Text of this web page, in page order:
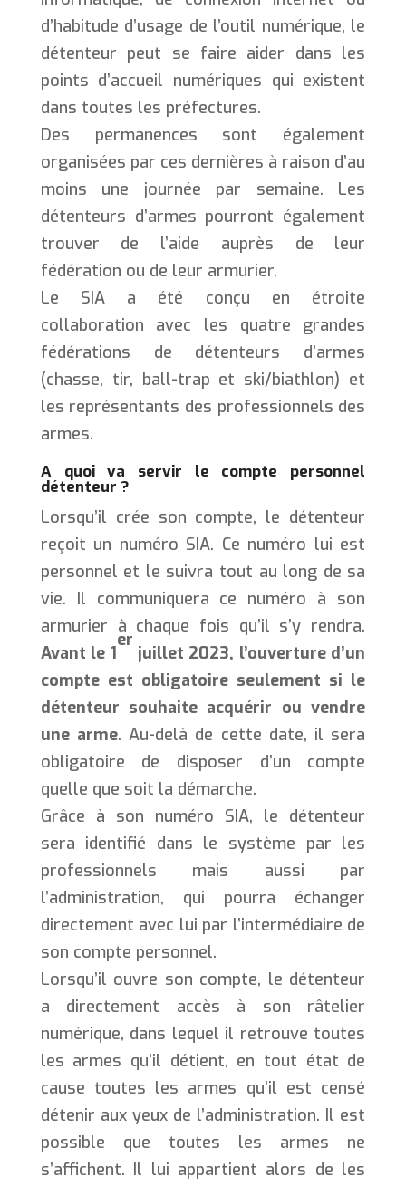
d’habitude d’usage de l’outil numérique, le
détenteur peut se faire aider dans les
points d’accueil numériques qui existent
dans toutes les préfectures.
Des permanences sont également
organisées par ces dernières à raison d’au
moins une journée par semaine. Les
détenteurs d’armes pourront également
trouver de l’aide auprès de leur
fédération ou de leur armurier.
Le SIA a été conçu en étroite
collaboration avec les quatre grandes
fédérations de détenteurs d’armes
(chasse, tir, ball-trap et ski/biathlon) et
les représentants des professionnels des
armes.
A quoi va servir le compte personnel
détenteur ?
Lorsqu’il crée son compte, le détenteur
reçoit un numéro SIA. Ce numéro lui est
personnel et le suivra tout au long de sa
vie. Il communiquera ce numéro à son
armurier à chaque fois qu’il s’y rendra.
Avant le 1
er
juillet 2023, l’ouverture d’un
compte est obligatoire seulement si le
détenteur souhaite acquérir ou vendre
une arme. Au-delà de cette date, il sera
obligatoire de disposer d’un compte
quelle que soit la démarche.
Grâce à son numéro SIA, le détenteur
sera identifié dans le système par les
professionnels mais aussi par
l’administration, qui pourra échanger
directement avec lui par l’intermédiaire de
son compte personnel.
Lorsqu’il ouvre son compte, le détenteur
a directement accès à son râtelier
numérique, dans lequel il retrouve toutes
les armes qu’il détient, en tout état de
cause toutes les armes qu’il est censé
détenir aux yeux de l’administration. Il est
possible que toutes les armes ne
s’affichent. Il lui appartient alors de les